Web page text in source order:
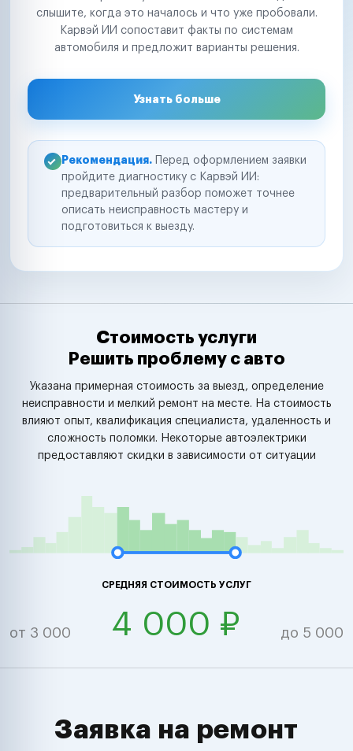
слышите, когда это началось и что уже пробовали.
Карвэй ИИ сопоставит факты по системам
автомобиля и предложит варианты решения.
Узнать больше
Рекомендация. Перед оформлением заявки
пройдите диагностику с Карвэй ИИ:
предварительный разбор поможет точнее
описать неисправность мастеру и
подготовиться к выезду.
Стоимость услуги
Решить проблему с авто
Указана примерная стоимость за выезд, определение
неисправности и мелкий ремонт на месте. На стоимость
влияют опыт, квалификация специалиста, удаленность и
сложность поломки. Некоторые автоэлектрики
предоставляют скидки в зависимости от ситуации
СРЕДНЯЯ СТОИМОСТЬ УСЛУГ
от 3 000 4 000 ₽ до 5 000
Заявка на ремонт